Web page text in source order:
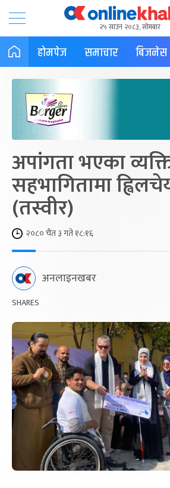
२५ साउन २०८३, सोमबार
होमपेज समाचार बिजनेस
अपांगता भएका
सहभागितामा
(तस्वीर)
२०८० चैत ३ गते १८:१६
अनलाइनखबर
SHARES